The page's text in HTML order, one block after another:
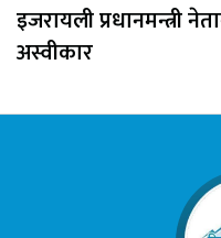
इजरायली प्रधानमन्त्री
अस्वीकार